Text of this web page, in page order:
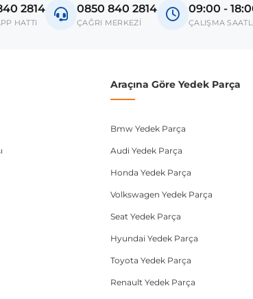
kullanabilmektedir. Sipariş vermeden önce OEM
2814
HATTI
0850 840 2814
ÇAĞRI MERKEZİ
09:00 -
ÇALIŞMA
Araçına Göre Yedek Parça
Bmw Yedek Parça
Audi Yedek Parça
Honda Yedek Parça
Volkswagen Yedek Parça
Seat Yedek Parça
Hyundai Yedek Parça
Toyota Yedek Parça
Renault Yedek Parça